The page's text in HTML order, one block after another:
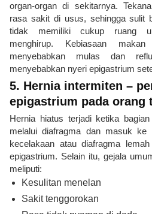
organ-organ di sekitarnya.
rasa sakit di usus, sehingga sulit
tidak memiliki cukup ruang
menghirup. Kebiasaan
menyebabkan mulas dan
menyebabkan nyeri epigastrium
5. Hernia intermiten –
epigastrium pada orang
Hernia hiatus terjadi ketika
melalui diafragma dan masuk
kecelakaan atau diafragma
epigastrium. Selain itu, gejala
meliputi:
Kesulitan menelan
Sakit tenggorokan